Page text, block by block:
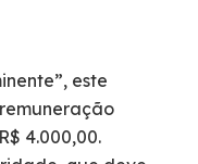
este
4.000,00.